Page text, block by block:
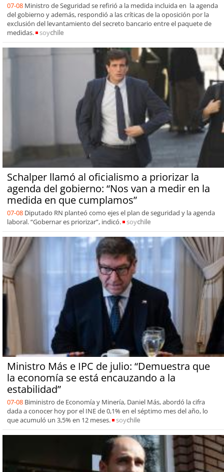
07-08 Ministro de Seguridad se refirió a la medida incluida en la agenda
del gobierno y además, respondió a las críticas de la oposición por la
exclusión del levantamiento del secreto bancario entre el paquete de
medidas.
soychile
Schalper llamó al oficialismo a priorizar la
agenda del gobierno: “Nos van a medir en la
medida en que cumplamos”
07-08 Diputado RN planteó como ejes el plan de seguridad y la agenda
laboral. “Gobernar es priorizar”, indicó.
soychile
Ministro Más e IPC de julio: “Demuestra que
la economía se está encauzando a la
estabilidad”
07-08 Biministro de Economía y Minería, Daniel Más, abordó la cifra
dada a conocer hoy por el INE de 0,1% en el séptimo mes del año, lo
que acumuló un 3,5% en 12 meses.
soychile